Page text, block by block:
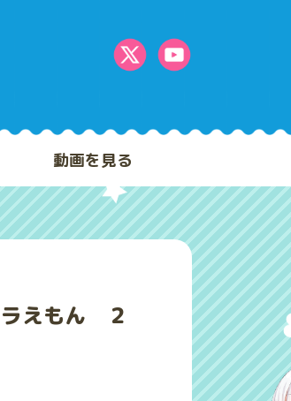
動画を見る
えもん ２